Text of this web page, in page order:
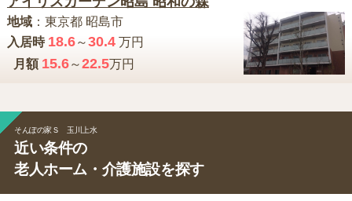
地域： 東京都 昭島市
入居時 18.6～30.4万円
月額 15.6～22.5万円
そんぽの家Ｓ 玉川上水
近い条件の
老人ホーム・介護施設を探す